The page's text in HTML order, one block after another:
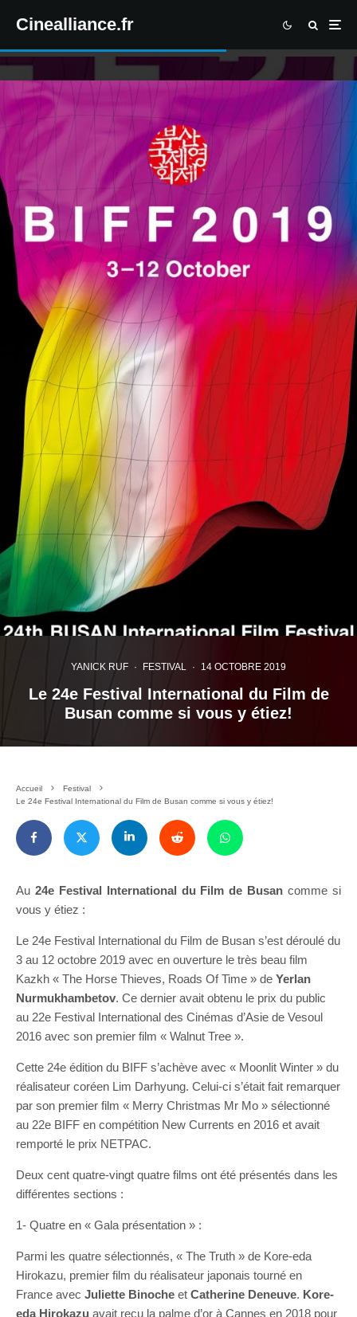
Cinealliance.fr
YANICK RUF · FESTIVAL · 14 OCTOBRE 2019
Le 24e Festival International du Film de
Busan comme si vous y étiez!
Accueil
Festival
Le 24e Festival International du Film de Busan comme si vous y étiez!
Au 24e Festival International du Film de Busan comme si
vous y étiez :
Le 24e Festival International du Film de Busan s’est déroulé du
3 au 12 octobre 2019 avec en ouverture le très beau film
Kazkh « The Horse Thieves, Roads Of Time » de Yerlan
Nurmukhambetov. Ce dernier avait obtenu le prix du public
au 22e Festival International des Cinémas d’Asie de Vesoul
2016 avec son premier film « Walnut Tree ».
Cette 24e édition du BIFF s’achève avec « Moonlit Winter » du
réalisateur coréen Lim Darhyung. Celui-ci s’était fait remarquer
par son premier film « Merry Christmas Mr Mo » sélectionné
au 22e BIFF en compétition New Currents en 2016 et avait
remporté le prix NETPAC.
Deux cent quatre-vingt quatre films ont été présentés dans les
différentes sections :
1- Quatre en « Gala présentation » :
Parmi les quatre sélectionnés, « The Truth » de Kore-eda
Hirokazu, premier film du réalisateur japonais tourné en
France avec Juliette Binoche et Catherine Deneuve. Kore-
eda Hirokazu avait reçu la palme d’or à Cannes en 2018 pour